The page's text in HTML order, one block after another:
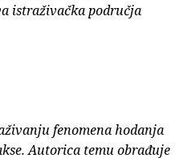
istraživačka područja
fenomena hodanja
Autorica temu obrađuje